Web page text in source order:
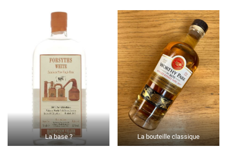
La base ? La bouteille classique